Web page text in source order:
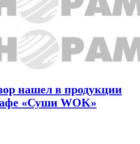
нашел в продукции
«Суши WOK»